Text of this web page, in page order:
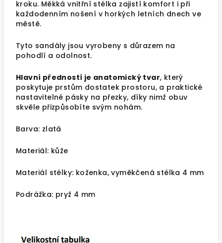
kroku. Měkká vnitřní stélka zajistí komfort i při
každodenním nošení v horkých letních dnech ve
městě.
Tyto sandály jsou vyrobeny s důrazem na
pohodlí a odolnost.
Hlavní předností je anatomický tvar, který
poskytuje prstům dostatek prostoru, a praktické
nastavitelné pásky na přezky, díky nimž obuv
skvěle přizpůsobíte svým nohám.
Barva: zlatá
Materiál: kůže
Materiál stélky: koženka, vyměkčená stélka 4 mm
Podrážka: pryž 4 mm